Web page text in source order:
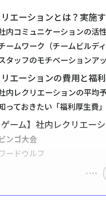
エーションとは？実施
社内コミュニケーションの活
チームワーク（チームビルデ
スタッフのモチベーションア
エーションの費用と福
社内レクリエーションの平均
知っておきたい「福利厚生費
ーム】社内レクリエー
ンゴ大会
ードウルフ